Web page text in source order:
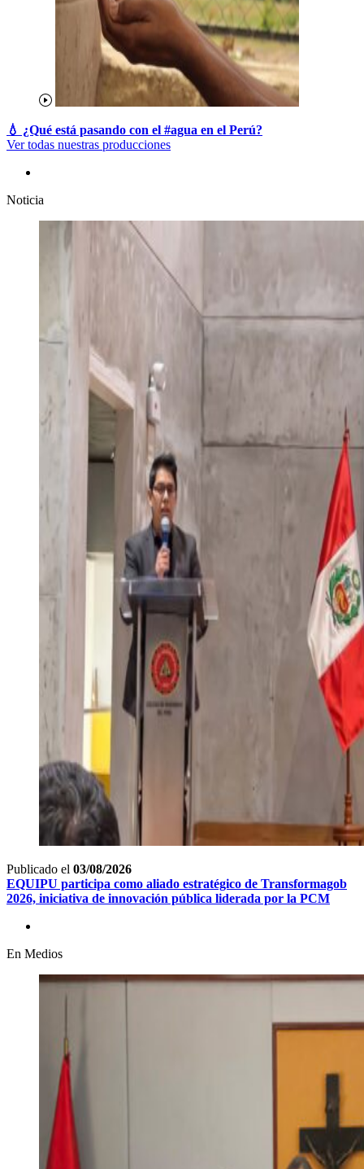
💧 ¿Qué está pasando con el #agua en el Perú?
Ver todas nuestras producciones
Noticia
Publicado el 03/08/2026
EQUIPU participa como aliado estratégico de Transformagob
2026, iniciativa de innovación pública liderada por la PCM
En Medios